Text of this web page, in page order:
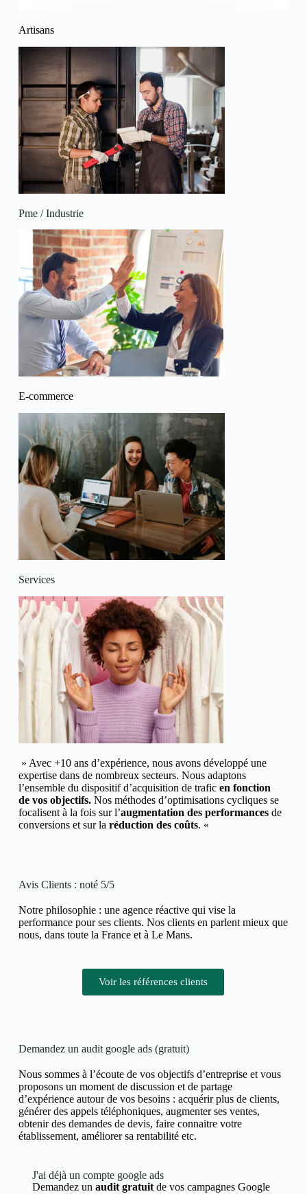
Artisans
Pme / Industrie
E-commerce
Services
» Avec +10 ans d’expérience, nous avons développé une
expertise dans de nombreux secteurs. Nous adaptons
l’ensemble du dispositif d’acquisition de trafic en fonction
de vos objectifs.Nos méthodes d’optimisations cycliques se
focalisent à la fois sur l’augmentation des performancesde
conversions et sur la réduction des coûts. «
Avis Clients : noté 5/5
Notre philosophie : une agence réactive qui vise la
performance pour ses clients. Nos clients en parlent mieux que
nous, dans toute la France et à Le Mans.
Voir les références clients
Demandez un audit google ads (gratuit)
Nous sommes à l’écoute de vos objectifs d’entreprise et vous
proposons un moment de discussion et de partage
d’expérience autour de vos besoins : acquérir plus de clients,
générer des appels téléphoniques, augmenter ses ventes,
obtenir des demandes de devis, faire connaitre votre
établissement, améliorer sa rentabilité etc.
J'ai déjà un compte google ads
Demandez un audit gratuitde vos campagnes Google